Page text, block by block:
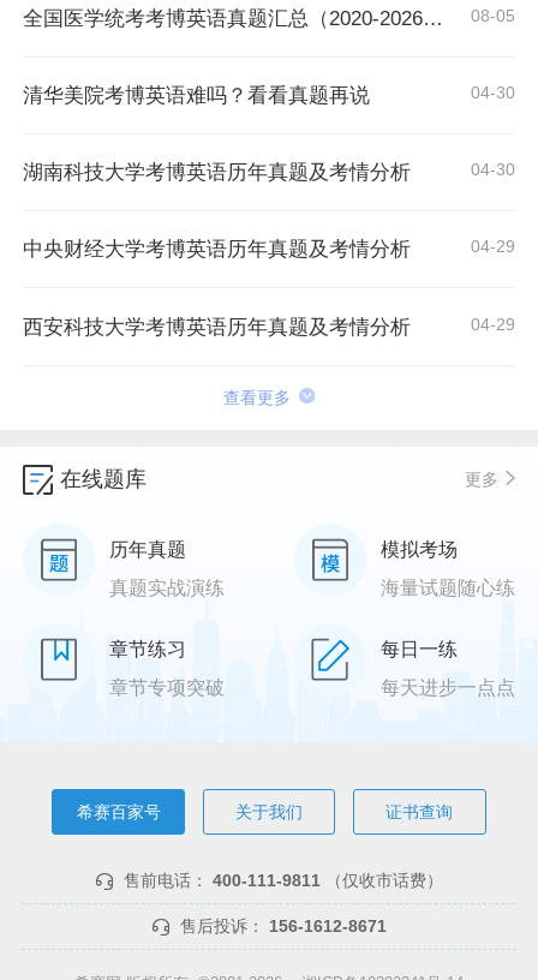
全国医学统考考博英语真题汇总（2020-2026年） 08-05
清华美院考博英语难吗？看看真题再说 04-30
湖南科技大学考博英语历年真题及考情分析 04-30
中央财经大学考博英语历年真题及考情分析 04-29
西安科技大学考博英语历年真题及考情分析 04-29
查看更多
在线题库 更多
历年真题
真题实战演练
模拟考场
海量试题随心练
章节练习
章节专项突破
每日一练
每天进步一点点
希赛百家号 关于我们 证书查询
售前电话： 400-111-9811 （仅收市话费）
售后投诉： 156-1612-8671